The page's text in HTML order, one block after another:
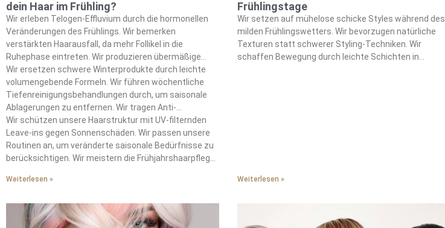
dein Haar im Frühling?
Wir erleben Telogen-Effluvium durch die hormonellen
Veränderungen des Frühlings. Wir bemerken
verstärkten Haarausfall, da mehr Follikel in die
Ruhephase eintreten. Wir produzieren übermäßige
Kopfhautöle aufgrund steigender Temperaturen.
Wir ersetzen schwere Winterprodukte durch leichte
volumengebende Formeln. Wir führen wöchentliche
Tiefenreinigungsbehandlungen durch, um saisonale
Ablagerungen zu entfernen. Wir tragen Anti-
Feuchtigkeits-Seren auf, wenn die Taupunkte 15°C
überschreiten.
Wir schützen unsere Haarstruktur mit UV-filternden
Leave-ins gegen Sonnenschäden. Wir passen unsere
Routinen an, um veränderte saisonale Bedürfnisse zu
berücksichtigen. Wir meistern die Frühjahrshaarpflege
Anforderungen.
Weiterlesen »
Frühlingstage
Wir setzen auf mühelose schicke Styles während des
milden Frühlingswetters. Wir bevorzugen natürliche
Texturen statt schwerer Styling-Techniken. Wir
schaffen Bewegung durch leichte Schichten in
integrieren Statement-Schals für Pariser Eleganz. Wir
Weiterlesen »